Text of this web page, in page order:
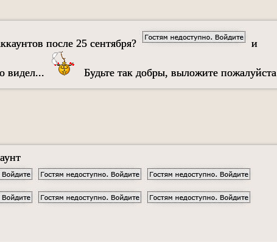
после 25 сентября? и
видел... Будьте так добры, выложите пожалуйста